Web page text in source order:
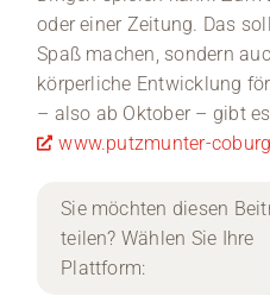
oder einer Zeitung. Das
Spaß machen, sondern
körperliche Entwicklung
– also ab Oktober – gibt
www.putzmunter-
Sie möchten diesen
teilen? Wählen Sie Ihre
Plattform: